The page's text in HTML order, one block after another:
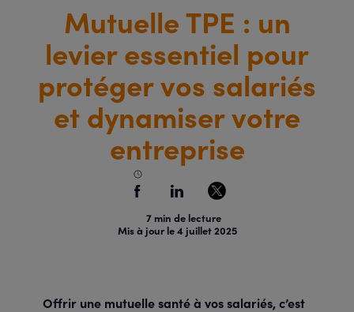
Mutuelle TPE : un
levier essentiel pour
protéger vos salariés
et dynamiser votre
entreprise
7 minute(s) de lecture
min de lecture
Mis à jour le4 juillet 2025
Offrir une mutuelle santé à vos salariés, c’est